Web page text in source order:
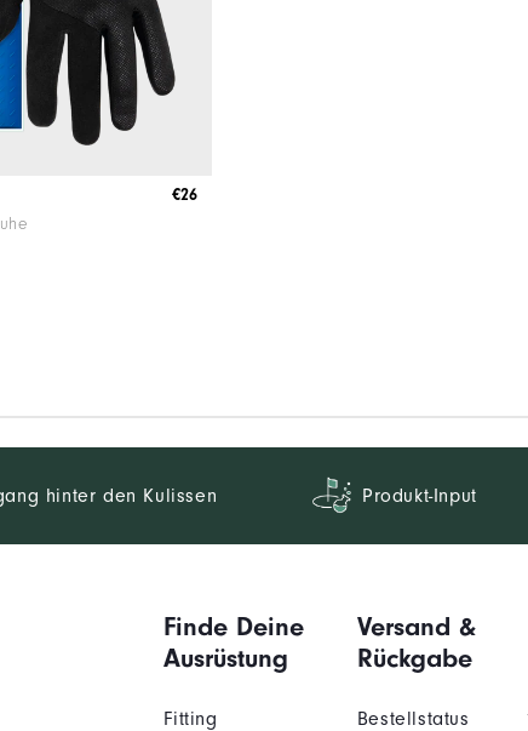
€26
hinter den Kulissen Produkt-Input
Finde Deine
Ausrüstung
Fitting
Versand &
Rückgabe
Bestellstatus